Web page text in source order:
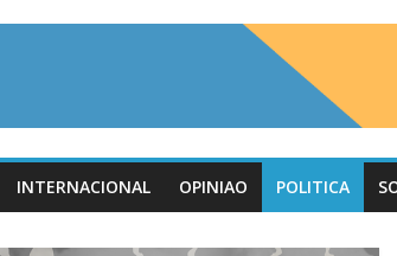
INTERNACIONAL OPINIAO POLITICA